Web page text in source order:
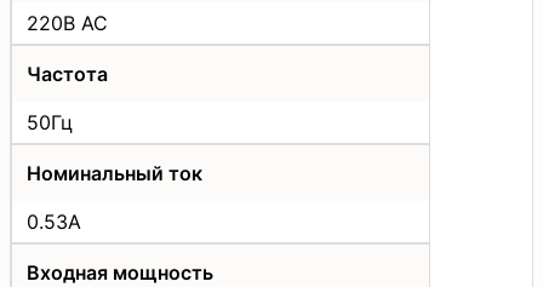
220В АС
Частота
50Гц
Номинальный ток
0.53A
Входная мощность